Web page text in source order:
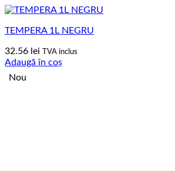
TEMPERA 1L NEGRU
32.56 lei TVA inclus
Adaugă în coș
Nou